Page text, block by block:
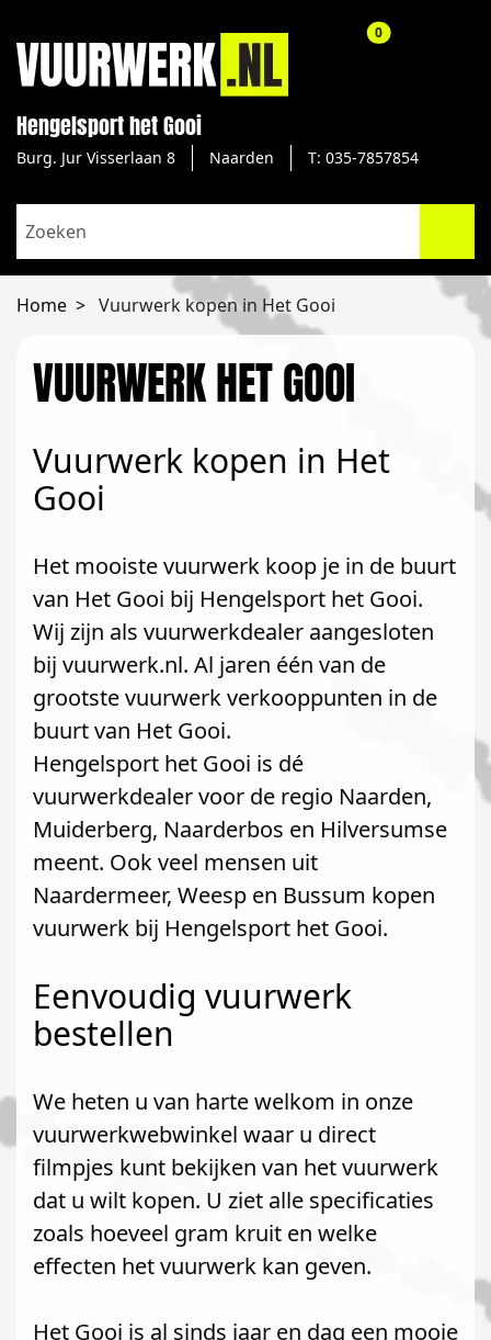
Hengelsport het Gooi
Burg. Jur Visserlaan 8 Naarden T: 035-7857854
0aantal
Home Vuurwerk kopen in Het Gooi
VUURWERK HET GOOI
Vuurwerk kopen in Het
Gooi
Het mooiste vuurwerk koop je in de buurt
van Het Gooi bij Hengelsport het Gooi.
Wij zijn als vuurwerkdealer aangesloten
bij vuurwerk.nl. Al jaren één van de
grootste vuurwerk verkooppunten in de
buurt van Het Gooi.
Hengelsport het Gooi is dé
vuurwerkdealer voor de regio Naarden,
Muiderberg, Naarderbos en Hilversumse
meent. Ook veel mensen uit
Naardermeer, Weesp en Bussum kopen
vuurwerk bij Hengelsport het Gooi.
Eenvoudig vuurwerk
bestellen
We heten u van harte welkom in onze
vuurwerkwebwinkel waar u direct
filmpjes kunt bekijken van het vuurwerk
dat u wilt kopen. U ziet alle specificaties
zoals hoeveel gram kruit en welke
effecten het vuurwerk kan geven.
Het Gooi is al sinds jaar en dag een mooie